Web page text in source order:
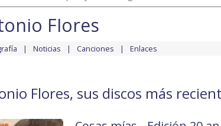
Flores
Noticias Canciones Enlaces
Flores, sus discos más